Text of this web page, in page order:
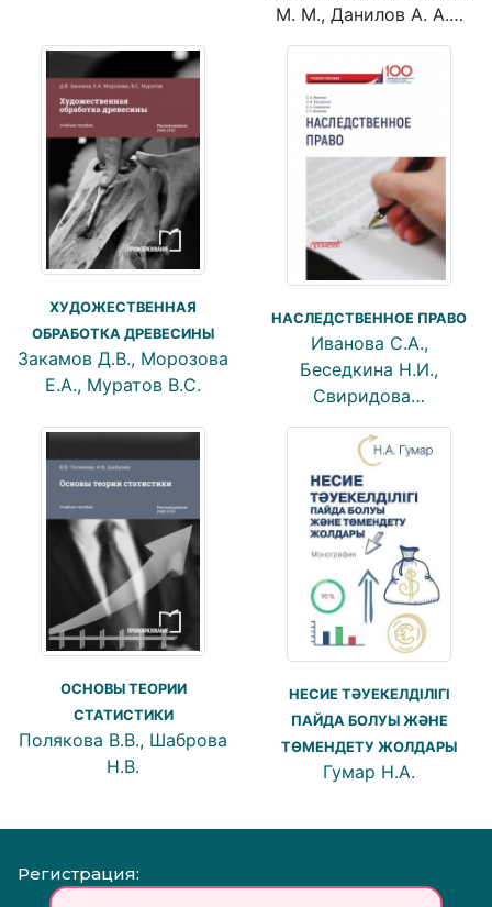
М. М., Данилов А. А.…
ХУДОЖЕСТВЕННАЯ
ОБРАБОТКА ДРЕВЕСИНЫ
Закамов Д.В., Морозова
Е.А., Муратов В.С.
НАСЛЕДСТВЕННОЕ ПРАВО
Иванова С.А.,
Беседкина Н.И.,
Свиридова…
ОСНОВЫ ТЕОРИИ
СТАТИСТИКИ
Полякова В.В., Шаброва
Н.В.
НЕСИЕ ТӘУЕКЕЛДІЛІГІ
ПАЙДА БОЛУЫ ЖӘНЕ
ТӨМЕНДЕТУ ЖОЛДАРЫ
Гумар Н.А.
Регистрация: